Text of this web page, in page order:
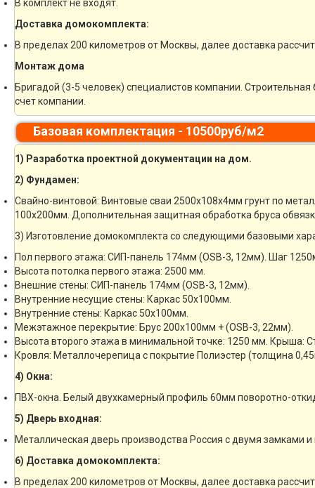
В комплект не входят.
Доставка домокомплекта:
В пределах 200 километров от Москвы, далее доставка
Монтаж дома
Бригадой (3-5 человек) специалистов компании.
счет компании.
Базовая комплектация - 10500руб/м2
1) Разработка проектной документации на дом.
2) Фундамен:
Свайно-винтовой: Винтовые сваи 2500х108х4мм грунт по
100х200мм. Дополнительная защитная обработка бруса
3) Изготовление домокомплекта со следующими базовыми
Пол первого этажа: СИП-панель 174мм (OSB-3, 12мм). Шаг
Высота потолка первого этажа: 2500 мм.
Внешние стены: СИП-панель 174мм (OSB-3, 12мм).
Внутренние несущие стены: Каркас 50х100мм.
Внутренние стены: Каркас 50х100мм.
Межэтажное перекрытие: Брус 200х100мм + (OSB-3, 22мм).
Высота второго этажа в минимальной точке: 1250 мм. Крыша:
Кровля: Металлочерепица с покрытие Полиэстер (толщина
4) Окна:
ПВХ-окна. Белый двухкамерный профиль 60мм поворотно-
5) Дверь входная:
Металлическая дверь производства Россия с двумя замками и
6) Доставка домокомплекта:
В пределах 200 километров от Москвы, далее доставка